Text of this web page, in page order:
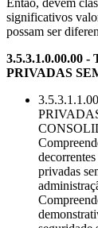
significativos
possam ser
3.5.3.1.0.00.00
PRIVADAS
privadas